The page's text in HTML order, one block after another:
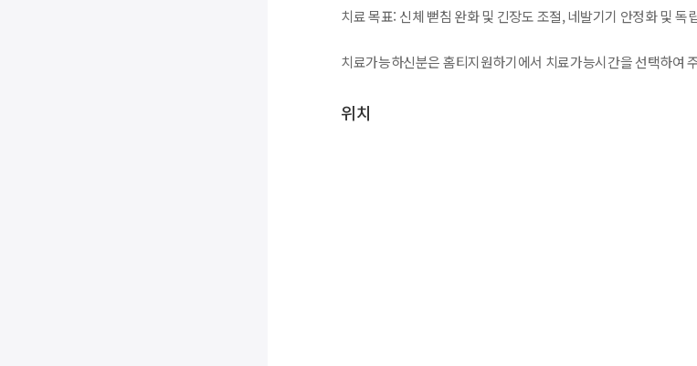
치료 목표: 신체 뻗침 완화 및 긴장도 조절, 네발기기 안정화 및
치료가능하신분은 홈티지원하기에서 치료가능시간을 선택하여
위치